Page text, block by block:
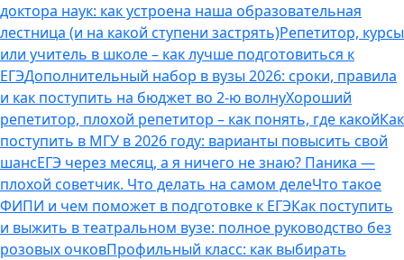
доктора наук: как устроена наша образовательная
лестница (и на какой ступени застрять)Репетитор, курсы
или учитель в школе – как лучше подготовиться к
ЕГЭДополнительный набор в вузы 2026: сроки, правила
и как поступить на бюджет во 2‑ю волнуХороший
репетитор, плохой репетитор – как понять, где какойКак
поступить в МГУ в 2026 году: варианты повысить свой
шансЕГЭ через месяц, а я ничего не знаю? Паника —
плохой советчик. Что делать на самом делеЧто такое
ФИПИ и чем поможет в подготовке к ЕГЭКак поступить
и выжить в театральном вузе: полное руководство без
розовых очковПрофильный класс: как выбирать